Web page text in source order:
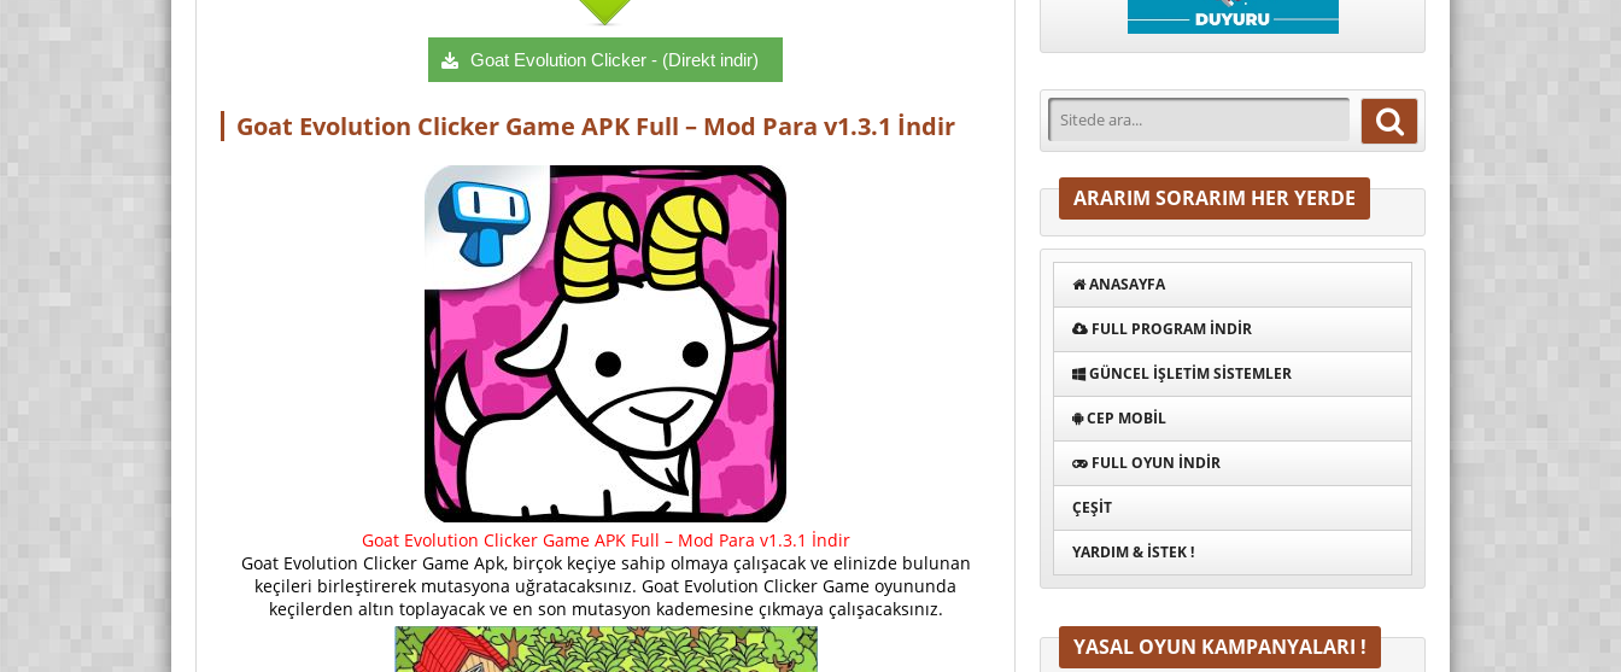
Goat Evolution Clicker - (Direkt indir)
Goat Evolution Clicker Game APK Full – Mod Para v1.3.1 İndir
Goat Evolution Clicker Game APK Full – Mod Para v1.3.1 İndir
Goat Evolution Clicker Game Apk, birçok keçiye sahip olmaya çalışacak ve elinizde bulunan
keçileri birleştirerek mutasyona uğratacaksınız. Goat Evolution Clicker Game oyununda
keçilerden altın toplayacak ve en son mutasyon kademesine çıkmaya çalışacaksınız.
ARARIM SORARIM HER YERDE
ANASAYFA
FULL PROGRAM INDIR
GÜNCEL İŞLETIM SISTEMLER
CEP MOBIL
FULL OYUN İNDIR
ÇEŞIT
YARDIM & İSTEK !
YASAL OYUN KAMPANYALARI !